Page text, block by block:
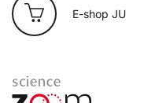
E-shop JU